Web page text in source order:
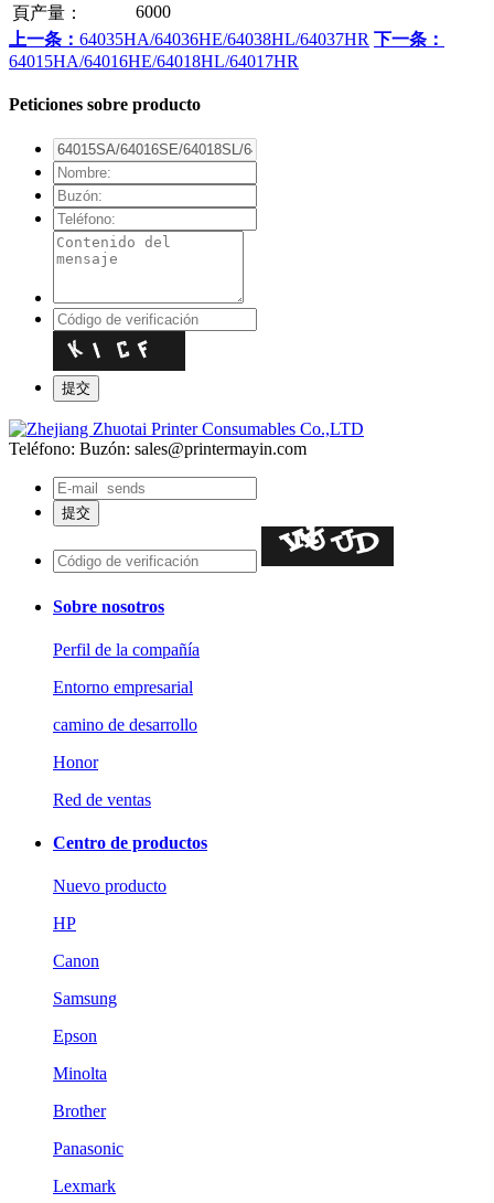
頁产量：
6000
上一条： 64035HA/64036HE/64038HL/64037HR 下一条：
64015HA/64016HE/64018HL/64017HR
Peticiones sobre producto
Teléfono: Buzón: sales@printermayin.com
Sobre nosotros
Perfil de la compañía
Entorno empresarial
camino de desarrollo
Honor
Red de ventas
Centro de productos
Nuevo producto
HP
Canon
Samsung
Epson
Minolta
Brother
Panasonic
Lexmark